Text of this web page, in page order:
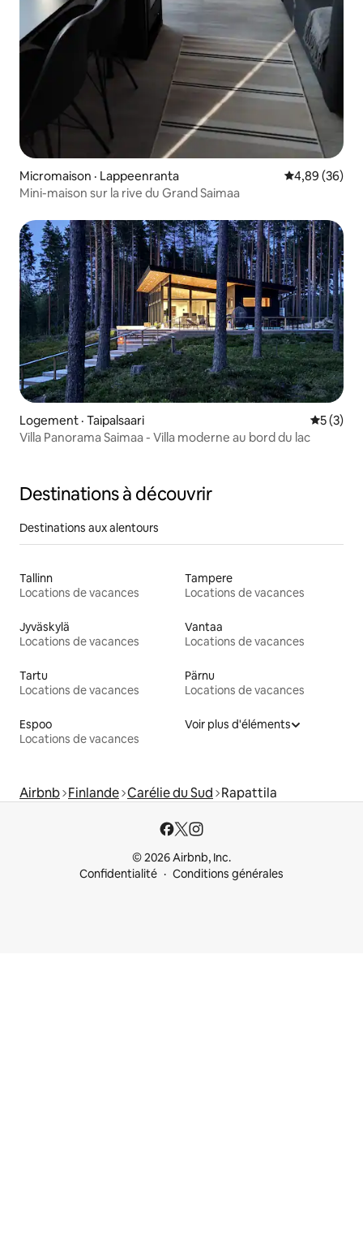
Micromaison · Lappeenranta Note
4,89 (36)
Mini-maison sur la rive du Grand Saimaa
Logement · Taipalsaari Note
5 (3)
Villa Panorama Saimaa - Villa moderne au bord du lac
Destinations à découvrir
Destinations aux alentours
Tallinn
Locations de vacances
Tampere
Locations de vacances
Jyväskylä
Locations de vacances
Vantaa
Locations de vacances
Tartu
Locations de vacances
Pärnu
Locations de vacances
Espoo
Locations de vacances
Voir plus d'éléments
Airbnb Finlande Carélie du Sud Rapattila
© 2026 Airbnb, Inc.
Confidentialité
Conditions générales